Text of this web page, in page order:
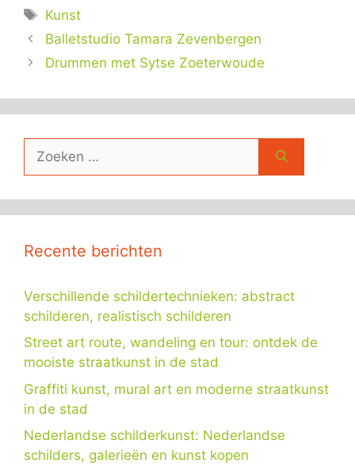
Tags
Kunst
Balletstudio Tamara Zevenbergen
Drummen met Sytse Zoeterwoude
naar:
Recente berichten
Verschillende schildertechnieken: abstract
schilderen, realistisch schilderen
Street art route, wandeling en tour: ontdek de
mooiste straatkunst in de stad
Graffiti kunst, mural art en moderne straatkunst
in de stad
Nederlandse schilderkunst: Nederlandse
schilders, galerieën en kunst kopen